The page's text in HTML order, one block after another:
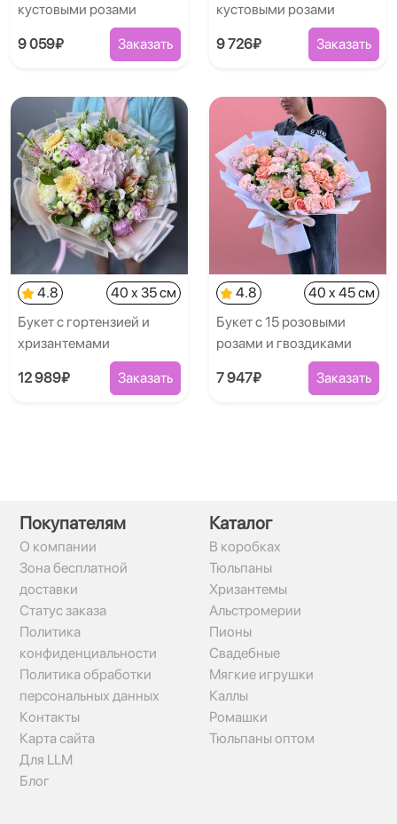
кустовыми розами
9 059₽ Заказать
кустовыми розами
9 726₽ Заказать
4.8
40 x 35 см
Букет с гортензией и
хризантемами
12 989₽ Заказать
4.8
40 x 45 см
Букет с 15 розовыми
розами и гвоздиками
7 947₽ Заказать
Покупателям
О компании
Зона бесплатной
доставки
Статус заказа
Политика
конфиденциальности
Политика обработки
персональных данных
Контакты
Карта сайта
Для LLM
Блог
Каталог
В коробках
Тюльпаны
Хризантемы
Альстромерии
Пионы
Свадебные
Мягкие игрушки
Каллы
Ромашки
Тюльпаны оптом